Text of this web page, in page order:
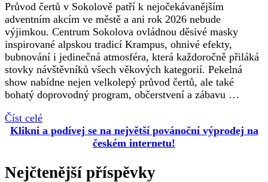
Průvod čertů v Sokolově patří k nejočekávanějším
adventním akcím ve městě a ani rok 2026 nebude
výjimkou. Centrum Sokolova ovládnou děsivé masky
inspirované alpskou tradicí Krampus, ohnivé efekty,
bubnování i jedinečná atmosféra, která každoročně přiláká
stovky návštěvníků všech věkových kategorií. Pekelná
show nabídne nejen velkolepý průvod čertů, ale také
bohatý doprovodný program, občerstvení a zábavu …
Číst celé
Klikni a podívej se na největší povánoční výprodej na
českém internetu!
Nejčtenější příspěvky